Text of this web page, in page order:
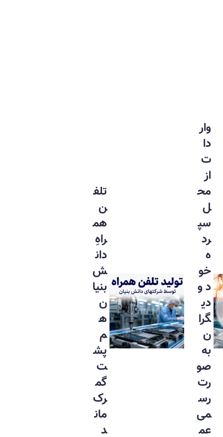
وار
دا
ت
از
مح
ل
سپ
رد
ه
خو
د و
دی
گرا
ن
به
صو
رت
رس
می
عم
تلف
ن
هم
راهِ
دان
ش
بنیا
ن
ه
م
پش
ت
گم
رک
مان
د